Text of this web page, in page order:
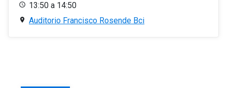
13:50 a 14:50
Auditorio Francisco Rosende Bci